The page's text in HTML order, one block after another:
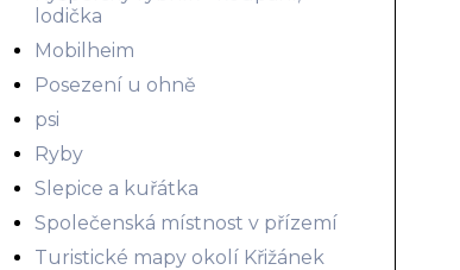
lodička
Mobilheim
Posezení u ohně
psi
Ryby
Slepice a kuřátka
Společenská místnost v přízemí
Turistické mapy okolí Křižánek